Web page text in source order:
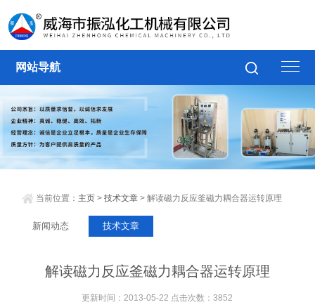
网站导航
当前位置： 主页 >技术文章 > 解读磁力反应釜磁力耦合器运转原理
新闻动态 技术文章
解读磁力反应釜磁力耦合器运转原理
更新时间：2013-05-22 点击次数：3852